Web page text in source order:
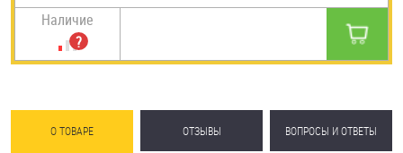
Наличие
О ТОВАРЕ ОТЗЫВЫ ВОПРОСЫ И ОТВЕТЫ